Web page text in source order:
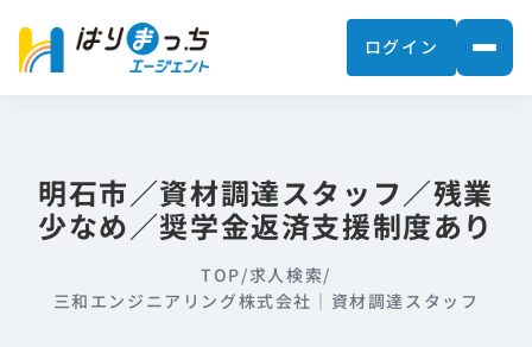
ログイン
明石市／資材調達スタッフ／残業
少なめ／奨学金返済支援制度あり
TOP/求人検索/
三和エンジニアリング株式会社｜資材調達スタッフ